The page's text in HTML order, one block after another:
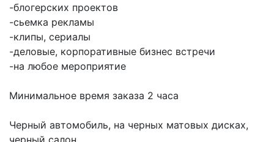
-блогерских проектов
-сьемка рекламы
-клипы, сериалы
-деловые, корпоративные бизнес встречи
-на любое мероприятие
Минимальное время заказа 2 часа
Черный автомобиль, на черных матовых дисках,
черный салон